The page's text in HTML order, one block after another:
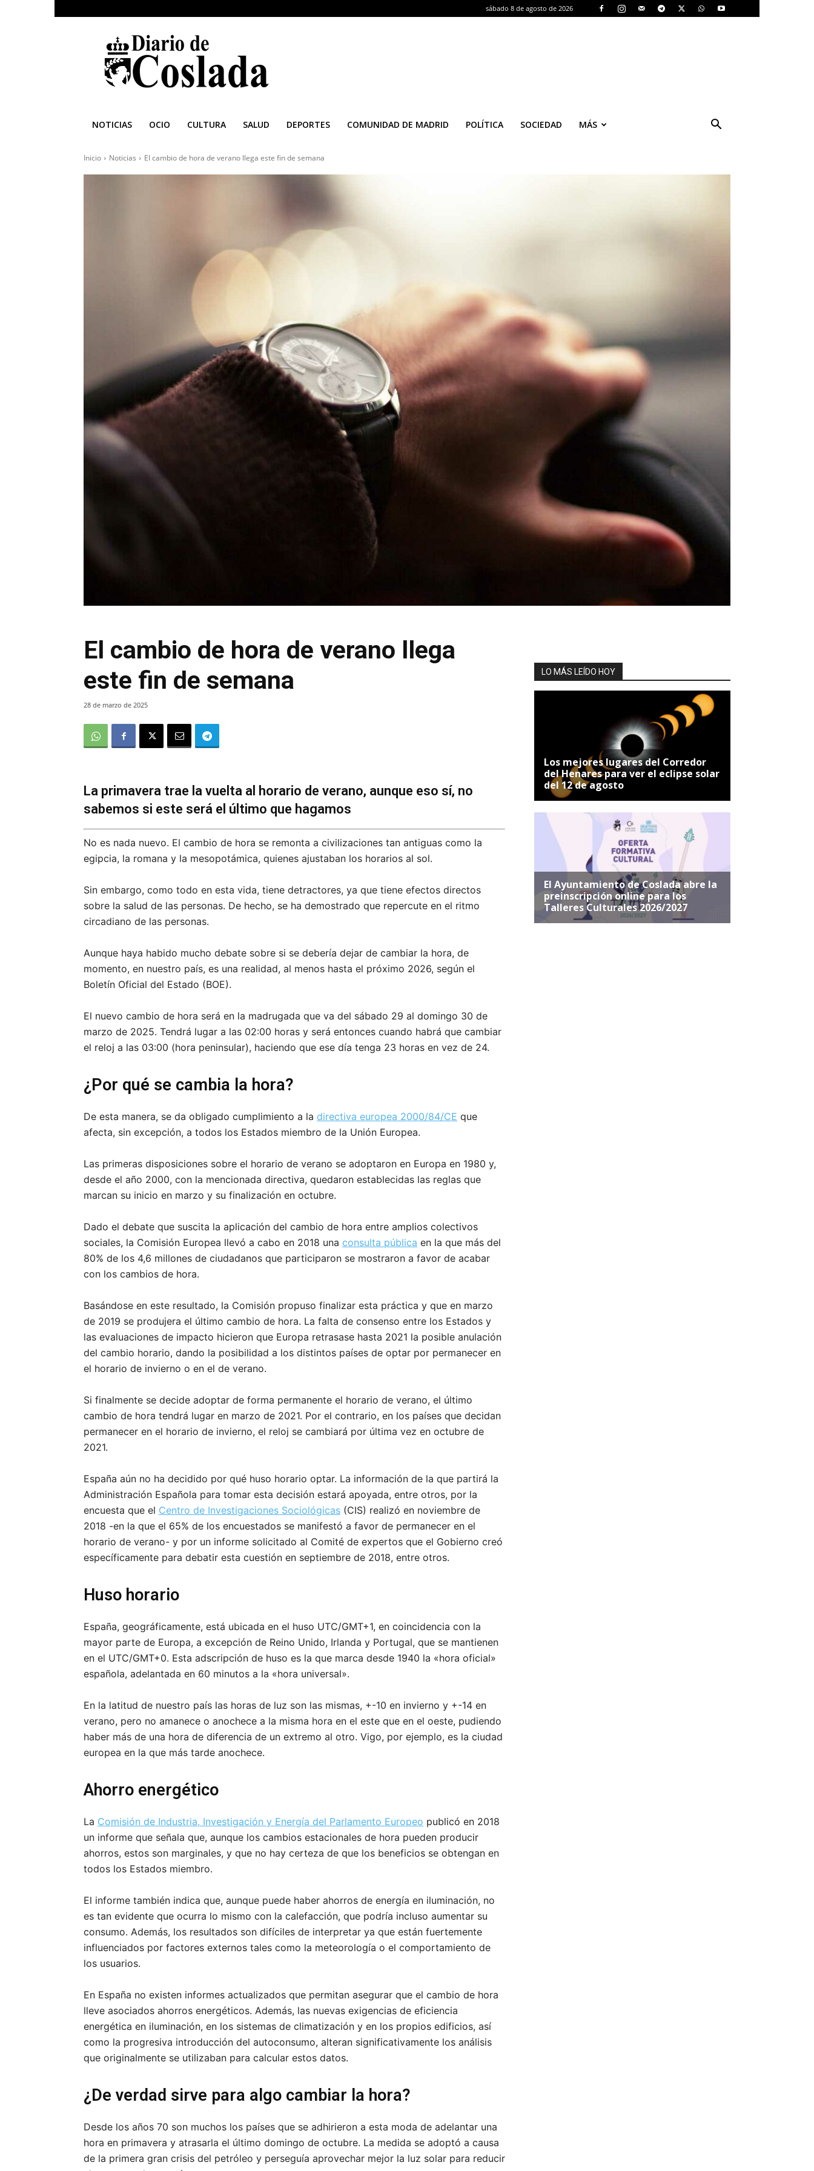
sábado 8 de agosto de 2026
Diario
de
Coslada
NOTICIAS OCIO CULTURA SALUD DEPORTES COMUNIDAD DE MADRID POLÍTICA SOCIEDAD MÁS
Inicio Noticias El cambio de hora de verano llega este fin de semana
El cambio de hora de verano llega
este fin de semana
28 de marzo de 2025
La primavera trae la vuelta al horario de verano, aunque eso sí, no
sabemos si este será el último que hagamos
No es nada nuevo. El cambio de hora se remonta a civilizaciones tan antiguas como la
egipcia, la romana y la mesopotámica, quienes ajustaban los horarios al sol.
Sin embargo, como todo en esta vida, tiene detractores, ya que tiene efectos directos
sobre la salud de las personas. De hecho, se ha demostrado que repercute en el ritmo
circadiano de las personas.
Aunque haya habido mucho debate sobre si se debería dejar de cambiar la hora, de
momento, en nuestro país, es una realidad, al menos hasta el próximo 2026, según el
Boletín Oficial del Estado (BOE).
El nuevo cambio de hora será en la madrugada que va del sábado 29 al domingo 30 de
marzo de 2025. Tendrá lugar a las 02:00 horas y será entonces cuando habrá que cambiar
el reloj a las 03:00 (hora peninsular), haciendo que ese día tenga 23 horas en vez de 24.
¿Por qué se cambia la hora?
De esta manera, se da obligado cumplimiento a la directiva europea 2000/84/CE que
afecta, sin excepción, a todos los Estados miembro de la Unión Europea.
Las primeras disposiciones sobre el horario de verano se adoptaron en Europa en 1980 y,
desde el año 2000, con la mencionada directiva, quedaron establecidas las reglas que
marcan su inicio en marzo y su finalización en octubre.
Dado el debate que suscita la aplicación del cambio de hora entre amplios colectivos
sociales, la Comisión Europea llevó a cabo en 2018 una consulta pública en la que más del
80% de los 4,6 millones de ciudadanos que participaron se mostraron a favor de acabar
con los cambios de hora.
Basándose en este resultado, la Comisión propuso finalizar esta práctica y que en marzo
de 2019 se produjera el último cambio de hora. La falta de consenso entre los Estados y
las evaluaciones de impacto hicieron que Europa retrasase hasta 2021 la posible anulación
del cambio horario, dando la posibilidad a los distintos países de optar por permanecer en
el horario de invierno o en el de verano.
Si finalmente se decide adoptar de forma permanente el horario de verano, el último
cambio de hora tendrá lugar en marzo de 2021. Por el contrario, en los países que decidan
permanecer en el horario de invierno, el reloj se cambiará por última vez en octubre de
2021.
España aún no ha decidido por qué huso horario optar. La información de la que partirá la
Administración Española para tomar esta decisión estará apoyada, entre otros, por la
encuesta que el Centro de Investigaciones Sociológicas (CIS) realizó en noviembre de
2018 -en la que el 65% de los encuestados se manifestó a favor de permanecer en el
horario de verano- y por un informe solicitado al Comité de expertos que el Gobierno creó
específicamente para debatir esta cuestión en septiembre de 2018, entre otros.
Huso horario
España, geográficamente, está ubicada en el huso UTC/GMT+1, en coincidencia con la
mayor parte de Europa, a excepción de Reino Unido, Irlanda y Portugal, que se mantienen
en el UTC/GMT+0. Esta adscripción de huso es la que marca desde 1940 la «hora oficial»
española, adelantada en 60 minutos a la «hora universal».
En la latitud de nuestro país las horas de luz son las mismas, +-10 en invierno y +-14 en
verano, pero no amanece o anochece a la misma hora en el este que en el oeste, pudiendo
haber más de una hora de diferencia de un extremo al otro. Vigo, por ejemplo, es la ciudad
europea en la que más tarde anochece.
Ahorro energético
La Comisión de Industria, Investigación y Energía del Parlamento Europeo publicó en 2018
un informe que señala que, aunque los cambios estacionales de hora pueden producir
ahorros, estos son marginales, y que no hay certeza de que los beneficios se obtengan en
todos los Estados miembro.
El informe también indica que, aunque puede haber ahorros de energía en iluminación, no
es tan evidente que ocurra lo mismo con la calefacción, que podría incluso aumentar su
consumo. Además, los resultados son difíciles de interpretar ya que están fuertemente
influenciados por factores externos tales como la meteorología o el comportamiento de
los usuarios.
En España no existen informes actualizados que permitan asegurar que el cambio de hora
lleve asociados ahorros energéticos. Además, las nuevas exigencias de eficiencia
energética en iluminación, en los sistemas de climatización y en los propios edificios, así
como la progresiva introducción del autoconsumo, alteran significativamente los análisis
que originalmente se utilizaban para calcular estos datos.
¿De verdad sirve para algo cambiar la hora?
Desde los años 70 son muchos los países que se adhirieron a esta moda de adelantar una
hora en primavera y atrasarla el último domingo de octubre. La medida se adoptó a causa
de la primera gran crisis del petróleo y perseguía aprovechar mejor la luz solar para reducir
LO MÁS LEÍDO HOY